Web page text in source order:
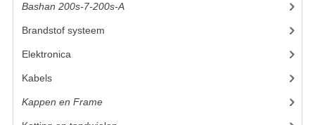
Bashan 200s-7-200s-A(481)
Brandstof systeem
Elektronica
Kabels(8)
Kappen en Frame(56)